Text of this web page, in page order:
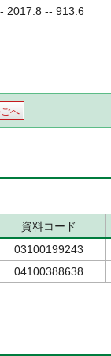
2017.8 -- 913.6
へ
資料コード
03100199243
04100388638